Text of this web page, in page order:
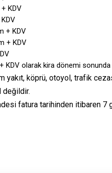
KDV
+ KDV
+ KDV
KDV olarak kira dönemi
yakıt, köprü, otoyol, trafik
değildir.
fatura tarihinden itibaren 7